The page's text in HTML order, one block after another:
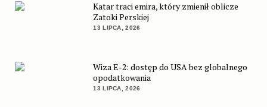
Katar traci emira, który zmienił oblicze
Zatoki Perskiej
13 LIPCA, 2026
Wiza E-2: dostęp do USA bez globalnego
opodatkowania
13 LIPCA, 2026